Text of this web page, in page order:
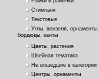
Стимпанк
Текстовые
Углы, вензеля, орнаменты,
бордюды, канты
Цветы, растения
Швейная тематика
Не вошедшие в категории
Центры, орнаменты